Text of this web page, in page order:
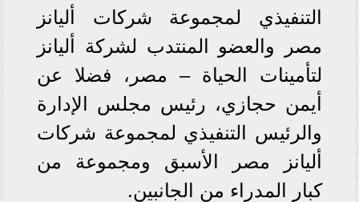
التنفيذي لمجموعة شركات أليانز
مصر والعضو المنتدب لشركة أليانز
لتأمينات الحياة – مصر، فضلا عن
أيمن حجازي، رئيس مجلس الإدارة
والرئيس التنفيذي لمجموعة شركات
أليانز مصر الأسبق ومجموعة من
كبار المدراء من الجانبين.